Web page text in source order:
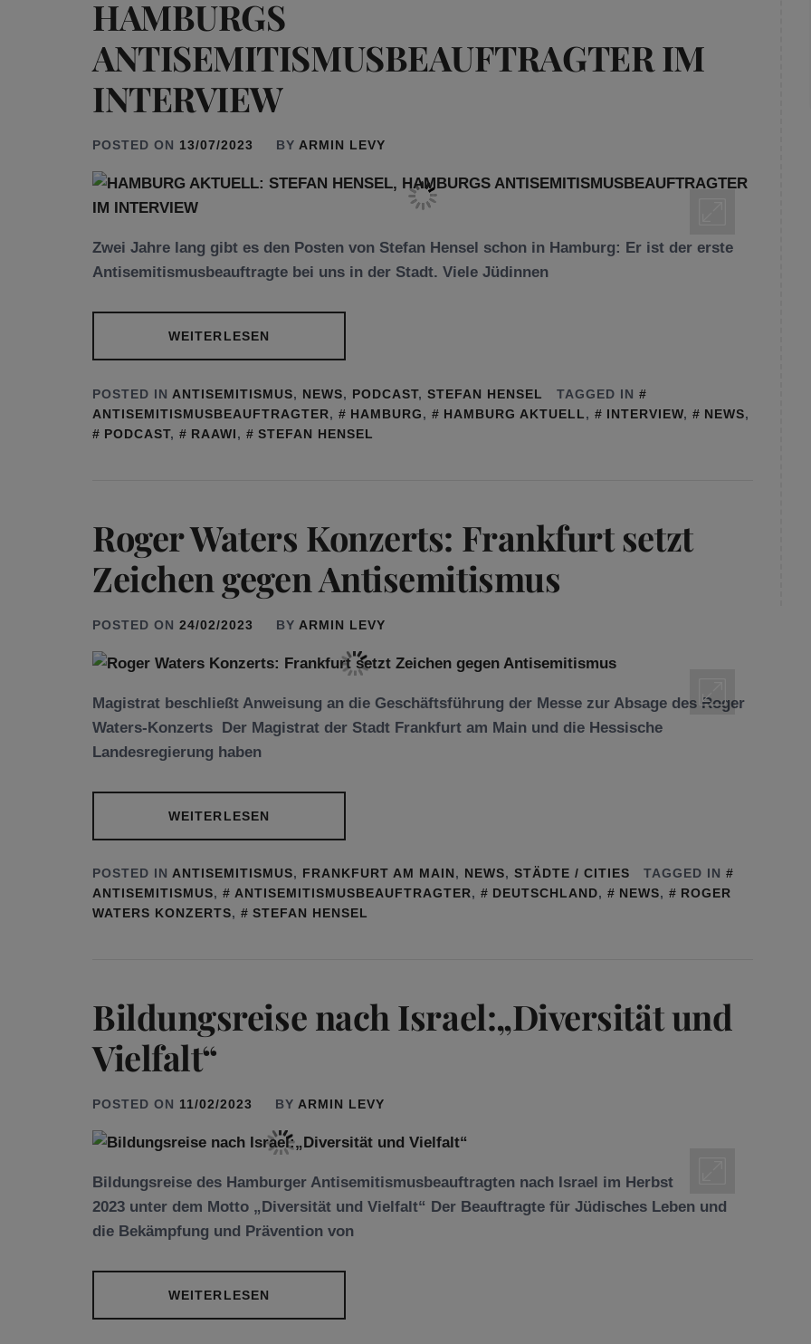
HAMBURGS
ANTISEMITISMUSBEAUFTRAGTER IM
INTERVIEW
POSTED ON 13/07/2023 BY ARMIN LEVY
Zwei Jahre lang gibt es den Posten von Stefan Hensel schon in Hamburg: Er ist der erste
Antisemitismusbeauftragte bei uns in der Stadt. Viele Jüdinnen
WEITERLESEN
POSTED IN ANTISEMITISMUS, NEWS, PODCAST, STEFAN HENSEL
TAGGED IN
ANTISEMITISMUSBEAUFTRAGTER, HAMBURG, HAMBURG AKTUELL, INTERVIEW, NEWS,
PODCAST, RAAWI, STEFAN HENSEL
Roger Waters Konzerts: Frankfurt setzt
Zeichen gegen Antisemitismus
POSTED ON 24/02/2023 BY ARMIN LEVY
Magistrat beschließt Anweisung an die Geschäftsführung der Messe zur Absage des Roger
Waters-Konzerts Der Magistrat der Stadt Frankfurt am Main und die Hessische
Landesregierung haben
WEITERLESEN
POSTED IN ANTISEMITISMUS, FRANKFURT AM MAIN, NEWS, STÄDTE / CITIES
TAGGED IN
ANTISEMITISMUS, ANTISEMITISMUSBEAUFTRAGTER, DEUTSCHLAND, NEWS,
ROGER
WATERS KONZERTS, STEFAN HENSEL
Bildungsreise nach Israel:„Diversität und
Vielfalt“
POSTED ON 11/02/2023 BY ARMIN LEVY
Bildungsreise des Hamburger Antisemitismusbeauftragten nach Israel im Herbst
2023 unter dem Motto „Diversität und Vielfalt“ Der Beauftragte für Jüdisches Leben und
die Bekämpfung und Prävention von
WEITERLESEN